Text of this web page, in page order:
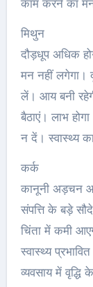
काम करने का मन
मिथुन
दौड़धूप अधिक
मन नहीं लगेगा।
लें। आय बनी
बैठाएं। लाभ
न दें। स्वास्थ्य
कर्क
कानूनी अड़चन
संपत्ति के बड़े
चिंता में कमी
स्वास्थ्‍य
व्यवसाय में वृद्धि